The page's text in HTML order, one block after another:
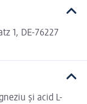
1, DE-76227
şi acid L-